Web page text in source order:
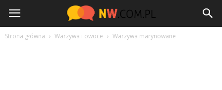
NW.com.pl
Strona główna Warzywa i owoce Warzywa marynowane